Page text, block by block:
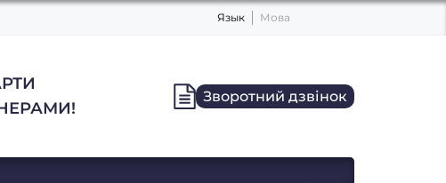
Язык Мова
Зворотний дзвінок